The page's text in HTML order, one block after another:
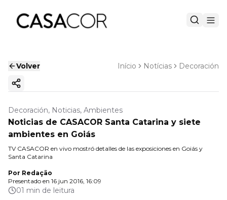
Volver Início Notícias Decoración
Copiar enlace
Decoración, Noticias, Ambientes
Noticias de CASACOR Santa Catarina y siete
ambientes en Goiás
TV CASACOR en vivo mostró detalles de las exposiciones en Goiás y
Santa Catarina
Por Redação
Presentado en 16 jun 2016, 16:09
01 min de leitura